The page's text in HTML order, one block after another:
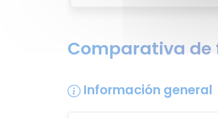
Comparativa de
Información general